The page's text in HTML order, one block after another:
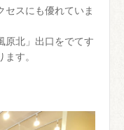
セスにも優れていま
原北」出口をでてす
す。